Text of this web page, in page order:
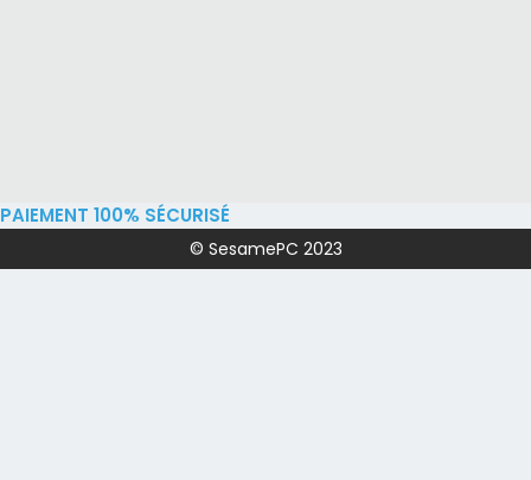
PAIEMENT 100% SÉCURISÉ
© SesamePC 2023